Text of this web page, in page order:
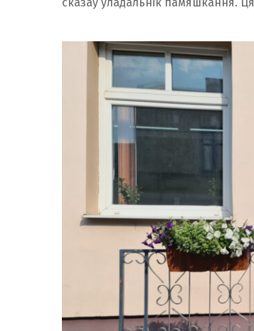
сказаў уладальнік памяшкання.